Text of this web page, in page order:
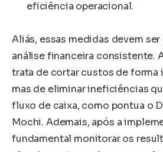
eficiência operacional.
Aliás, essas medidas devem
análise financeira consistente.
trata de cortar custos de forma
mas de eliminar ineficiências
fluxo de caixa, como pontua o
Mochi. Ademais, após a
fundamental monitorar os